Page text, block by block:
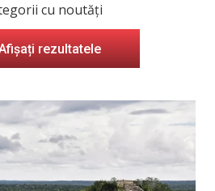
cu noutăți
rezultatele